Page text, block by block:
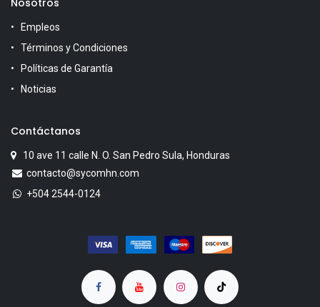
Nosotros
Empleos
Términos y Condiciones
Políticas de Garantía
Noticias
Contáctanos
10 ave 11 calle N. O. San Pedro Sula, Honduras
contacto@sycomhn.com
+504 2544-0124